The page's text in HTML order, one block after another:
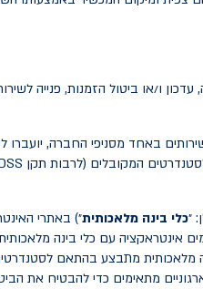
ו/או ביטול הזמנות, פנייה
באחד מסניפי החברה,
״כלי בינה מלאכותית״) באתרי
עם כלי בינה
מלאכותית מתבצע בהתאם
מתאימים כדי להבטיח את